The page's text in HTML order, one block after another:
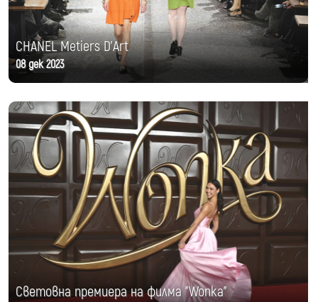
CHANEL Metiers D'Art
08 дек 2023
Световна премиера на филма "Wonka"